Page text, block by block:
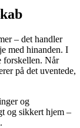
– det handler
med hinanden. I
forskellen. Når
på det uventede,
og
og sikkert hjem –